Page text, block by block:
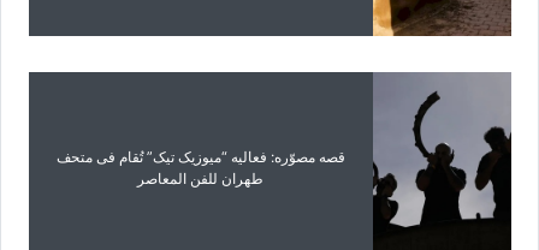
قصه مصوّره: فعالیه “میوزیک تیک” تُقام فی متحف
طهران للفن المعاصر